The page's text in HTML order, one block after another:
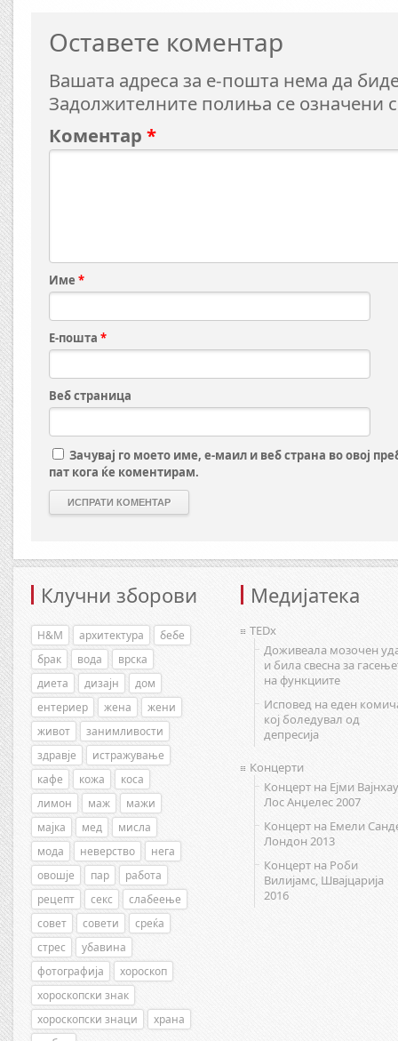
Оставете коментар
Вашата адреса за е-пошта нема да
Задолжителните полиња се означени
Коментар *
Име *
Е-пошта *
Веб страница
Зачувај го моето име, е-маил и веб страна во овој
пат кога ќе коментирам.
Клучни зборови
H&M архитектура
бебе
брак
вода
врска
диета
дизајн
дом
ентериер
жена
жени
живот
занимливости
здравје
истражување
кафе
кожа
коса
лимон
маж
мажи
мајка
мед
мисла
мода
неверство
нега
овошје
пар
работа
рецепт
секс
слабеење
совет
совети
среќа
стрес
убавина
фотографија
хороскоп
хороскопски знак
хороскопски знаци
храна
Медијатека
TEDx
Доживеала мозочен
и била свесна за
на функциите
Исповед на еден
кој боледувал од
депресија
Концерти
Концерт на Ејми
Лос Анџелес 2007
Концерт на Емели
Лондон 2013
Концерт на Роби
Вилијамс, Швајцарија
2016